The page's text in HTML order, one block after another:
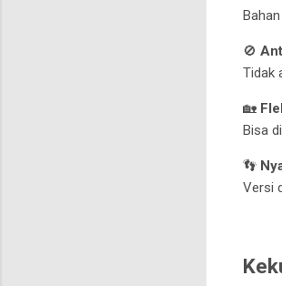
🚫
Tidak
🏡
Bisa
👣
Versi